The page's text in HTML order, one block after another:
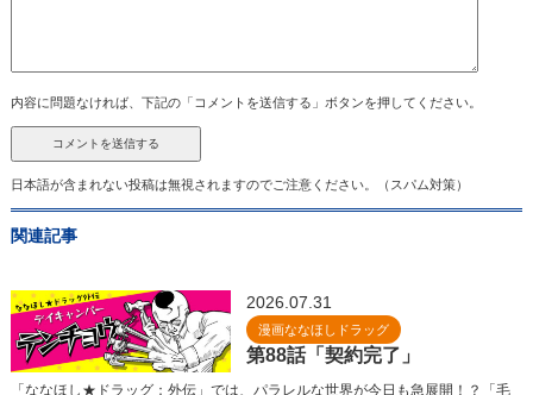
内容に問題なければ、下記の「コメントを送信する」ボタンを押してください。
日本語が含まれない投稿は無視されますのでご注意ください。（スパム対策）
関連記事
2026.07.31
漫画ななほしドラッグ
第88話「契約完了」
「ななほし★ドラッグ：外伝」では、パラレルな世界が今日も急展開！？「毛